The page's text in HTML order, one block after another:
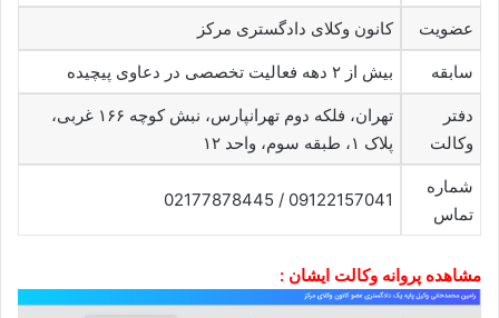
عضویت کانون وکلای دادگستری مرکز
سابقه بیش از ۲ دهه فعالیت تخصصی در دعاوی پیچیده
دفتر
وکالت
تهران، فلکه دوم تهرانپارس، نبش کوچه ۱۶۶ غربی،
پلاک ۱، طبقه سوم، واحد ۱۲
شماره
تماس
09122157041 / 02177878445
مشاهده پروانه وکالت ایشان :